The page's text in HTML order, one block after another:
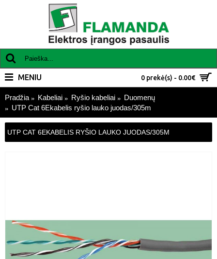
0 prekė(s) - 0.00€
MENIU
Pradžia Kabeliai Ryšio kabeliai
Duomenų
UTP Cat 6Ekabelis ryšio lauko juodas/305m
UTP CAT 6EKABELIS RYŠIO LAUKO JUODAS/305M